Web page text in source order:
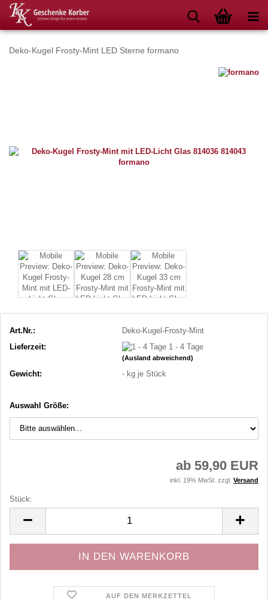
Deko-Kugel Frosty-Mint LED Sterne formano
Art.Nr.:
Deko-Kugel-Frosty-Mint
Lieferzeit:
1 - 4 Tage
(Ausland abweichend)
Gewicht: - kg je Stück
Auswahl Größe:
ab 59,90 EUR
inkl. 19% MwSt. zzgl. Versand
Stück:
AUF DEN MERKZETTEL